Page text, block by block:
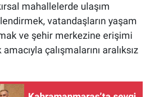
mahallelerde ulaşım
vatandaşların yaşam
ve şehir merkezine erişimi
çalışmalarını aralıksız